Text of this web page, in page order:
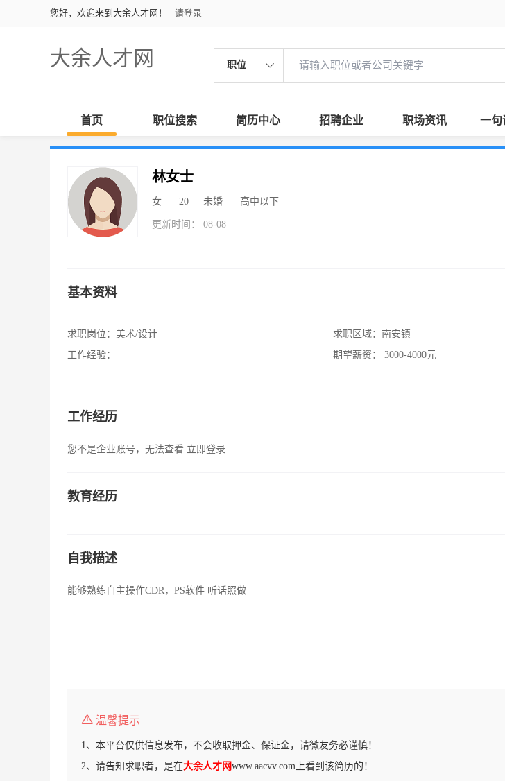
您好，欢迎来到大余人才网！ 请登录
大余人才网 职位
首页 职位搜索 简历中心 招聘企业 职场资讯 一句
林女士
女 20 未婚 高中以下
更新时间： 08-08
基本资料
求职岗位： 美术/设计
工作经验：
求职区域： 南安镇
期望薪资：
3000-4000元
工作经历
您不是企业账号，无法查看 立即登录
教育经历
自我描述
能够熟练自主操作CDR，PS软件 听话照做
温馨提示
1、本平台仅供信息发布，不会收取押金、保证金，请微友务必谨慎！
2、请告知求职者，是在大余人才网www.aacvv.com上看到该简历的！